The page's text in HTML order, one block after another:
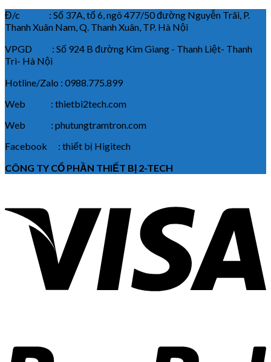
Đ/c : Số 37A, tổ 6, ngõ 477/50 đường Nguyễn Trãi, P.
Thanh Xuân Nam, Q. Thanh Xuân, TP. Hà Nội
VPGD : Số 924 B đường Kim Giang - Thanh Liệt- Thanh
Trì- Hà Nội
Hotline/Zalo : 0988.775.899
Web : thietbi2tech.com
Web : phutungtramtron.com
Facebook : thiết bị Higitech
CÔNG TY CỔ PHẦN THIẾT BỊ 2-TECH